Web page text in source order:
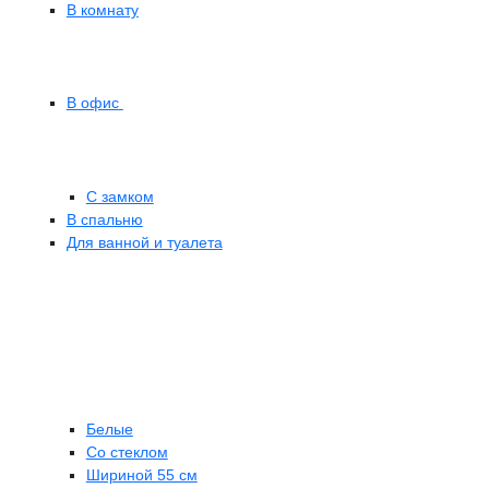
В комнату
В офис
С замком
В спальню
Для ванной и туалета
Белые
Со стеклом
Шириной 55 см